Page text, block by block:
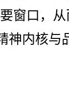
窗口，
神内核与